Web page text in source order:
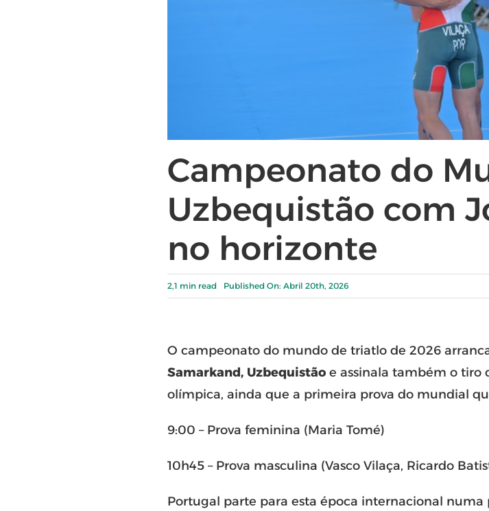
Campeonato do
Uzbequistão com
no horizonte
2,1 min read Published On: Abril 20th, 2026
O campeonato do mundo de triatlo de 2026
Samarkand, Uzbequistão e assinala também o tiro
olímpica, ainda que a primeira prova do mundial
9:00 – Prova feminina (Maria Tomé)
10h45 – Prova masculina (Vasco Vilaça, Ricardo
Portugal parte para esta época internacional numa